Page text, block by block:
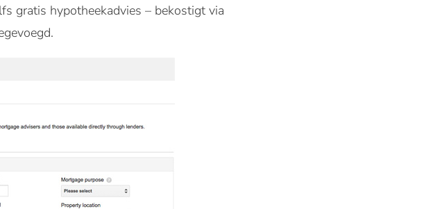
gratis hypotheekadvies – bekostigt via